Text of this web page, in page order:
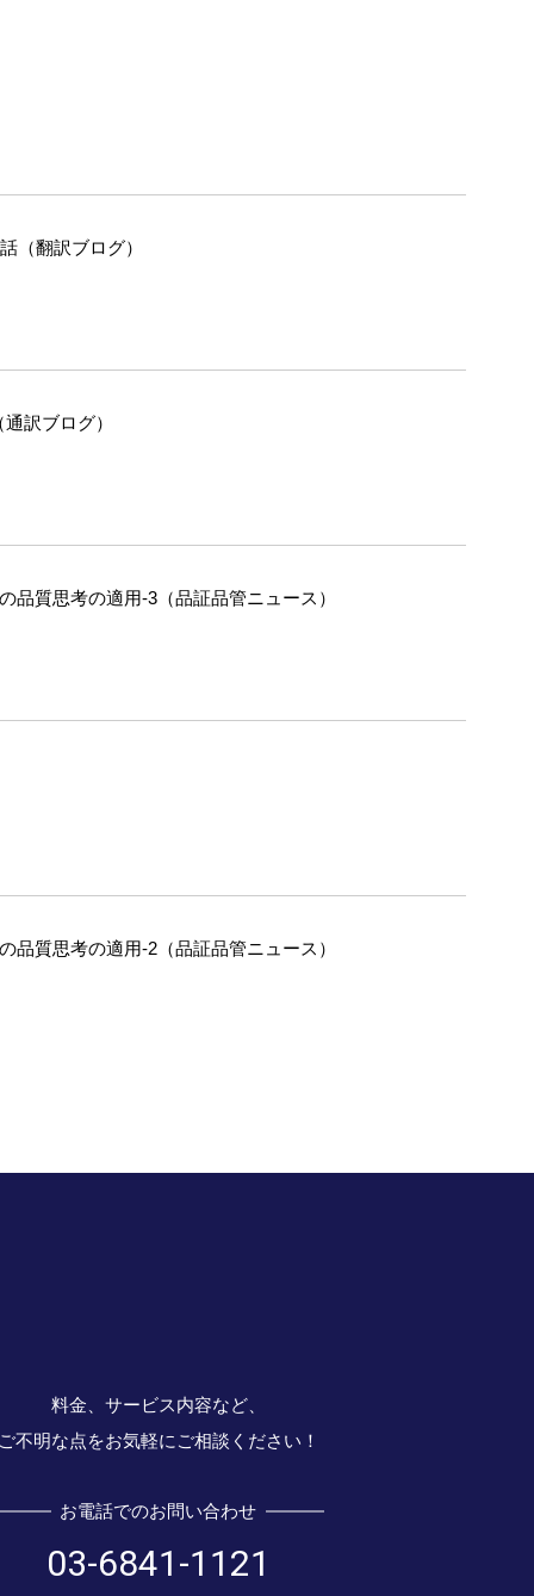
（翻訳ブログ）
訳ブログ）
質思考の適用-3（品証品管ニュース）
質思考の適用-2（品証品管ニュース）
料金、サービス内容など、
不明な点をお気軽にご相談ください！
お電話でのお問い合わせ
03-6841-1121